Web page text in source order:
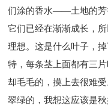
们涂的香水——土地的芳
它们已经在渐渐成长，
理想。这是什么叶子，
特，每条茎上面都有三
却毛毛的，摸上去很难
翠绿的，我想这应该是